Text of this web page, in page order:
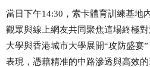
當日下午14:30，索卡體育訓練基地
觀眾與線上網友共同聚焦這場終極對
大學與香港城市大學展開“攻防盛宴
表現，憑藉精准的中路滲透與高效